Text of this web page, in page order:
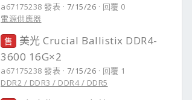
a67175238 發表 7/15/26
回覆 0
電源供應器
售
美光 Crucial Ballistix DDR4-
3600 16G×2
a67175238 發表 7/15/26
回覆 1
DDR2 / DDR3 / DDR4 / DDR5